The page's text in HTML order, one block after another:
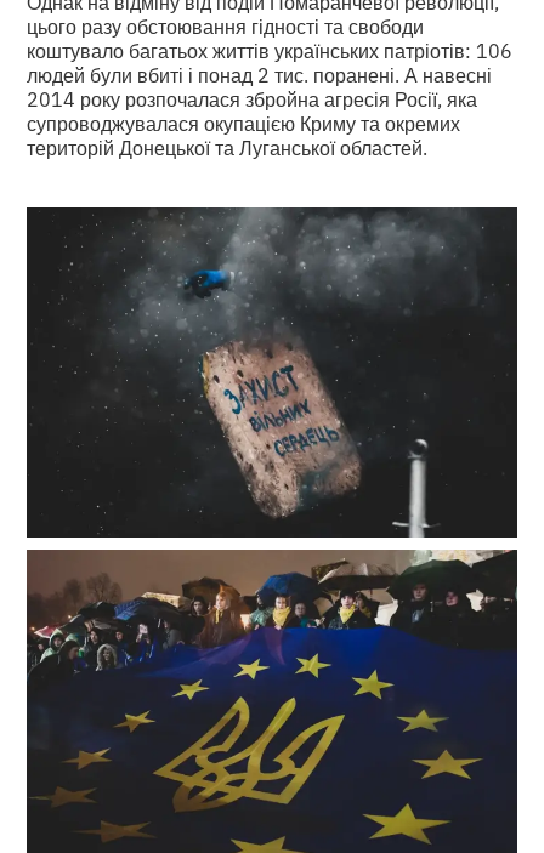
цього разу обстоювання гідності та свободи
коштувало багатьох життів українських патріотів: 106
людей були вбиті і понад 2 тис. поранені. А навесні
2014 року розпочалася збройна агресія Росії, яка
супроводжувалася окупацією Криму та окремих
територій Донецької та Луганської областей.